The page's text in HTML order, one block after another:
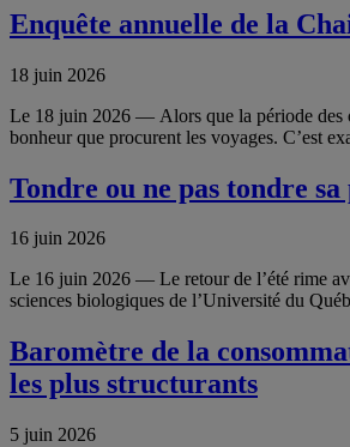
Enquête annuelle de la
18 juin 2026
Le 18 juin 2026 — Alors que la période des
bonheur que procurent les voyages. C’est
Tondre ou ne pas tondre
16 juin 2026
Le 16 juin 2026 — Le retour de l’été rime
sciences biologiques de l’Université du
Baromètre de la
les plus structurants
5 juin 2026